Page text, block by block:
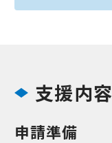
支援内容
申請準備